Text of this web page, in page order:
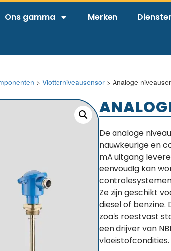
Ons gamma Merken
> Vlotterniveausensor > Analoge
De analoge
nauwkeurige en
mA uitgang
eenvoudig kan
Ze zijn geschikt
diesel of benzine.
zoals roestvast
een drijver van
vloeistofcondities.